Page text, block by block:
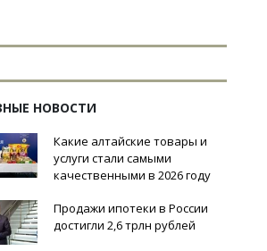
НОВОСТИ
Какие алтайские товары и
услуги стали самыми
качественными в 2026 году
Продажи ипотеки в России
достигли 2,6 трлн рублей